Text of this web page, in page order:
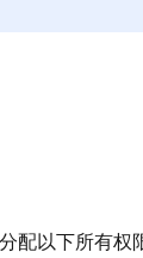
配以下所有权